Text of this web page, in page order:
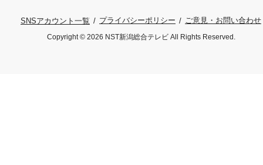
SNSアカウント一覧 プライバシーポリシー ご意見・お問い合わせ
Copyright © 2026 NST新潟総合テレビ All Rights Reserved.